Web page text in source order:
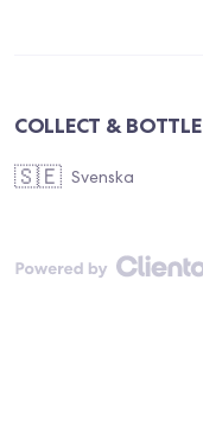
COLLECT & BOTTLE
🇸🇪 Svenska